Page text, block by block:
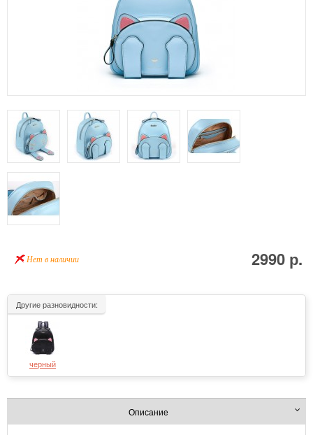
Нет в наличии 2990 р.
Другие разновидности:
черный
Описание